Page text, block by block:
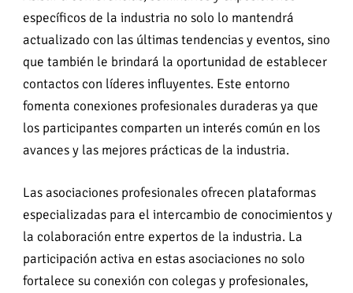
específicos de la industria no solo lo mantendrá
actualizado con las últimas tendencias y eventos, sino
que también le brindará la oportunidad de establecer
contactos con líderes influyentes. Este entorno
fomenta conexiones profesionales duraderas ya que
los participantes comparten un interés común en los
avances y las mejores prácticas de la industria.
Las asociaciones profesionales ofrecen plataformas
especializadas para el intercambio de conocimientos y
la colaboración entre expertos de la industria. La
participación activa en estas asociaciones no solo
fortalece su conexión con colegas y profesionales,